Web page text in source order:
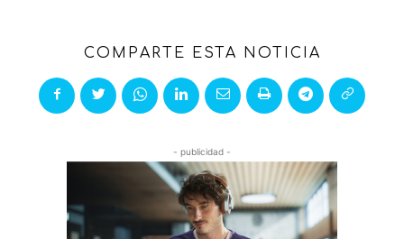
COMPARTE ESTA NOTICIA
- publicidad -